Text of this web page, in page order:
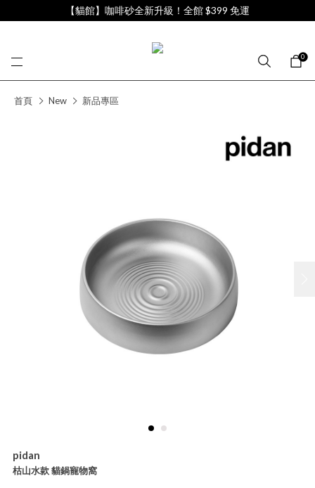
【貓館】咖啡砂全新升級！全館 $399 免運
0
首頁 New 新品專區
pidan
枯山水款 貓鍋寵物窩